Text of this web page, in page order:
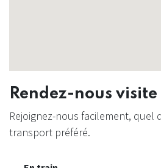
Rendez-nous visite
Rejoignez-nous facilement, quel
transport préféré.